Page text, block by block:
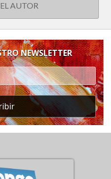
AUTOR
NEWSLETTER